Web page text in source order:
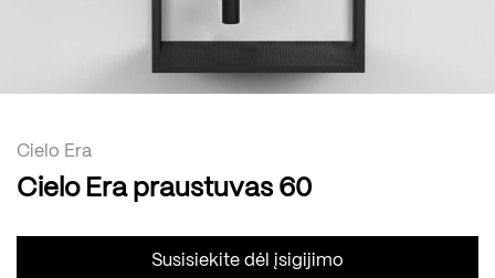
Cielo Era
Cielo Era praustuvas 60
Susisiekite dėl įsigijimo